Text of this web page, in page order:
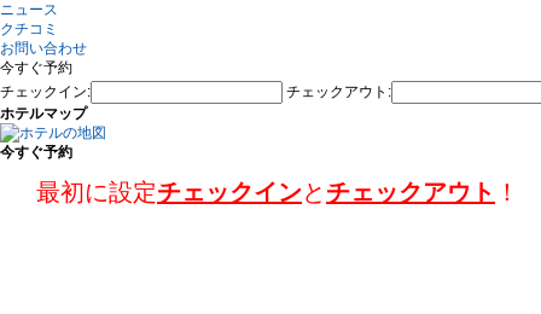
ニュース
クチコミ
お問い合わせ
今すぐ予約
チェックイン:
チェックアウト:
ホテルマップ
今すぐ予約
最初に設定チェックインと チェックアウト ！